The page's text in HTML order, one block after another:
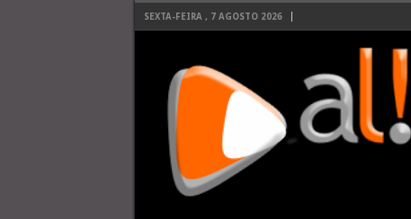
SEXTA-FEIRA , 7 AGOSTO 2026